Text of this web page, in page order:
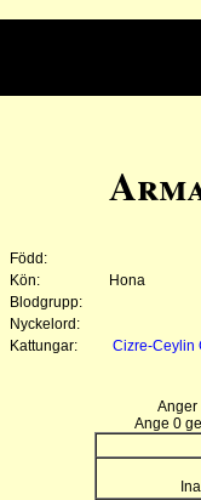
Född:
Kön:
Hona
Blodgrupp:
Nyckelord:
Kattungar:
Cizre-Ceylin
Anger
Ange 0